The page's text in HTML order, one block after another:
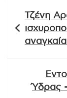
άρθρων
Τζένη
Ύδρας